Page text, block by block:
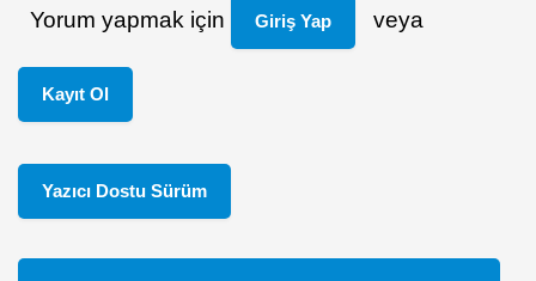
Yorum yapmak için Giriş Yap veya
Kayıt Ol
Yazıcı Dostu Sürüm